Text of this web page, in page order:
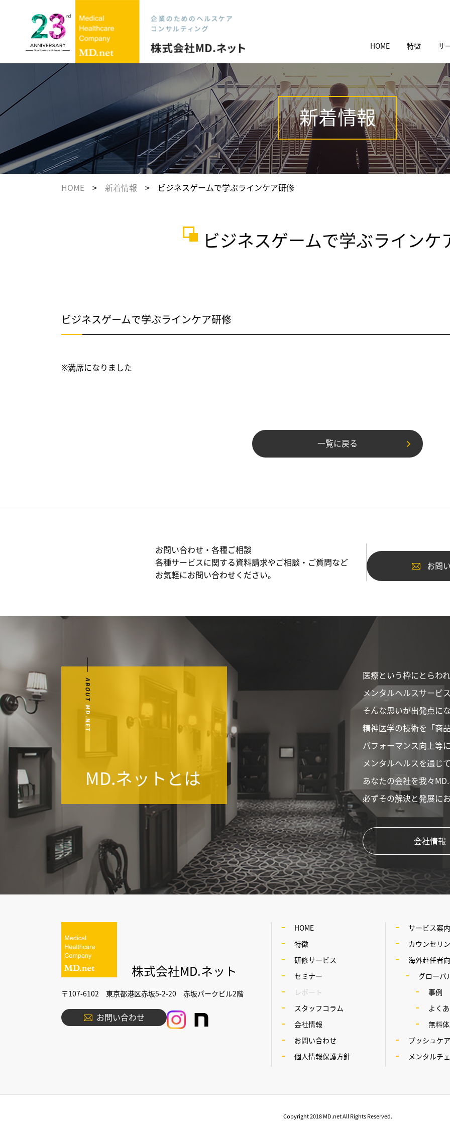
HOME 特徴 サ
新着情報
HOME > 新着情報 > ビジネスゲームで学ぶラインケア研修
ビジネスゲームで学ぶラインケ
ビジネスゲームで学ぶラインケア研修
※満席になりました
一覧に戻る
お問い合わせ・各種ご相談
各種サービスに関する資料請求やご相談・ご質問など
お気軽にお問い合わせください。
お問
MD.ネットとは
医療という枠にとらわ
メンタルヘルスサービ
そんな思いが出発点に
精神医学の技術を「商
パフォーマンス向上等
メンタルヘルスを通じ
あなたの会社を我々
必ずその解決と発展に
会社情報
株式会社MD.ネット
〒107-6102 東京都港区赤坂5-2-20 赤坂パークビル2階
お問い合わせ
HOME
特徴
研修サービス
セミナー
レポート
スタッフコラム
会社情報
お問い合わせ
個人情報保護方針
サービス案内
カウンセリ
海外赴任者
グローバ
事例
よく
無料
プッシュケア
メンタルチ
Copyright 2018 MD.net All Rights Reserved.